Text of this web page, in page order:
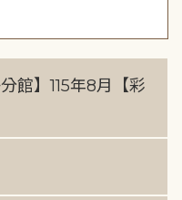
館】115年8月【彩